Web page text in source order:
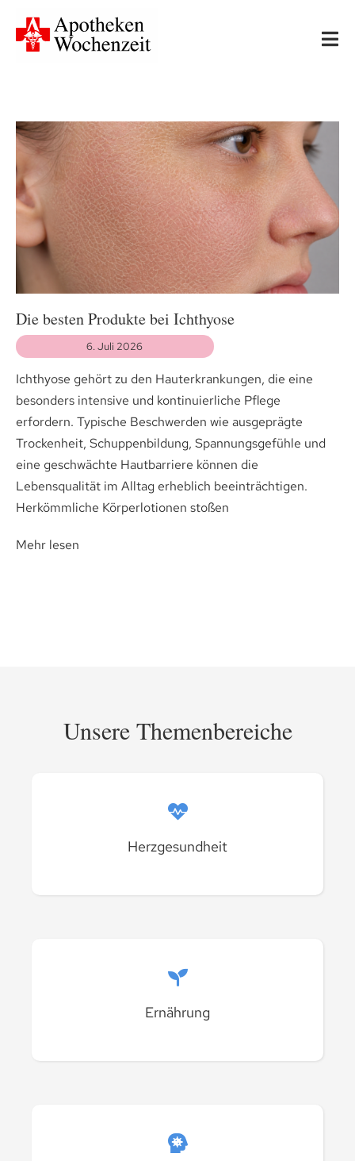
content
Neues
Apotheken-Wissen
Ernährung & Bewegung
Leserfragen
Medikamenten-Tipps
Ratgeber & Lebenshilfe
Die besten Produkte bei Ichthyose
6. Juli 2026
Ichthyose gehört zu den Hauterkrankungen, die eine
besonders intensive und kontinuierliche Pflege
erfordern. Typische Beschwerden wie ausgeprägte
Trockenheit, Schuppenbildung, Spannungsgefühle und
eine geschwächte Hautbarriere können die
Lebensqualität im Alltag erheblich beeinträchtigen.
Herkömmliche Körperlotionen stoßen
Mehr lesen
Unsere Themenbereiche
Herzgesundheit
Ernährung